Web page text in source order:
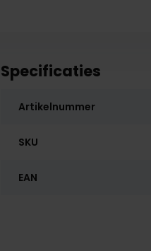
Specificaties
Artikelnummer
SKU
EAN